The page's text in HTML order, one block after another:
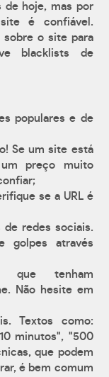
de hoje, mas por
é confiável.
sobre o site para
blacklists de
populares e de
Se um site está
preço muito
se a URL é
de redes sociais.
golpes através
que tenham
Não hesite em
Textos como:
minutos", "500
que podem
é bem comum